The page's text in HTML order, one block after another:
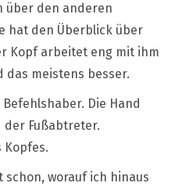
über den anderen
hat den Überblick über
Kopf arbeitet eng mit ihm
das meistens besser.
Die Hand
der Fußabtreter.
Kopfes.
worauf ich hinaus